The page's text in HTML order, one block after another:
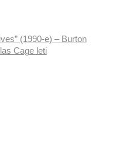
(1990-e) – Burton
Cage leti